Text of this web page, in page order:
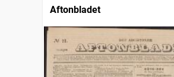
Aftonbladet